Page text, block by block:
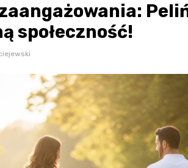
społeczność!